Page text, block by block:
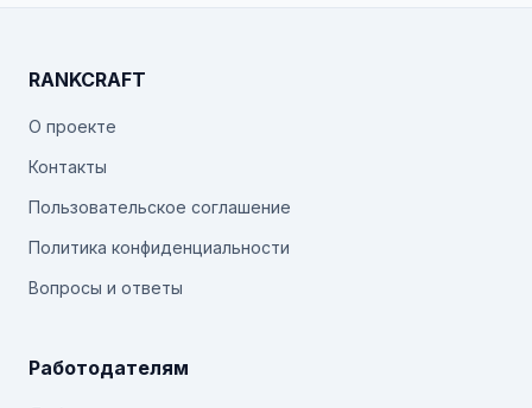
RANKCRAFT
О проекте
Контакты
Пользовательское соглашение
Политика конфиденциальности
Вопросы и ответы
Работодателям